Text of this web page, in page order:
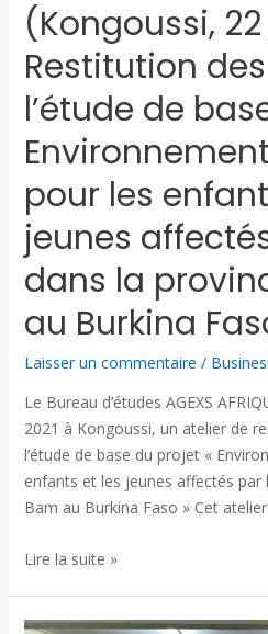
(Kongoussi,
Restitution
l’étude de
pour les
jeunes
dans la
au Burkina
Laisser un commentaire /
Le Bureau d’études AGEXS
2021 à Kongoussi, un atelier de
l’étude de base du projet «
enfants et les jeunes affectés par
Bam au Burkina Faso » Cet
Lire la suite »